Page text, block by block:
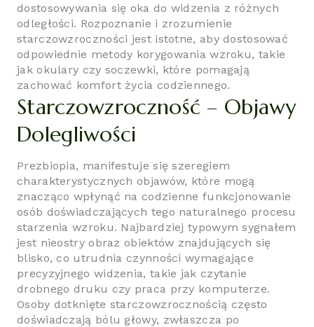
dostosowywania się oka do widzenia z różnych
odległości. Rozpoznanie i zrozumienie
starczowzroczności jest istotne, aby dostosować
odpowiednie metody korygowania wzroku, takie
jak okulary czy soczewki, które pomagają
zachować komfort życia codziennego.
Starczowzroczność – Objawy
Dolegliwości
Prezbiopia, manifestuje się szeregiem
charakterystycznych objawów, które mogą
znacząco wpłynąć na codzienne funkcjonowanie
osób doświadczających tego naturalnego procesu
starzenia wzroku. Najbardziej typowym sygnałem
jest nieostry obraz obiektów znajdujących się
blisko, co utrudnia czynności wymagające
precyzyjnego widzenia, takie jak czytanie
drobnego druku czy praca przy komputerze.
Osoby dotknięte starczowzrocznością często
doświadczają bólu głowy, zwłaszcza po